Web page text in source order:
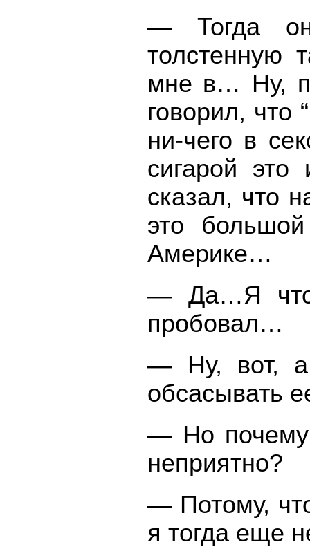
— Тогда он
толстенную
мне в… Ну,
говорил,
ни-чего в
сигарой
сказал, что
это
Америке…
— Да…Я
пробовал…
— Ну, вот, а
обсасывать
— Но почему
неприятно?
— Потому,
я тогда еще